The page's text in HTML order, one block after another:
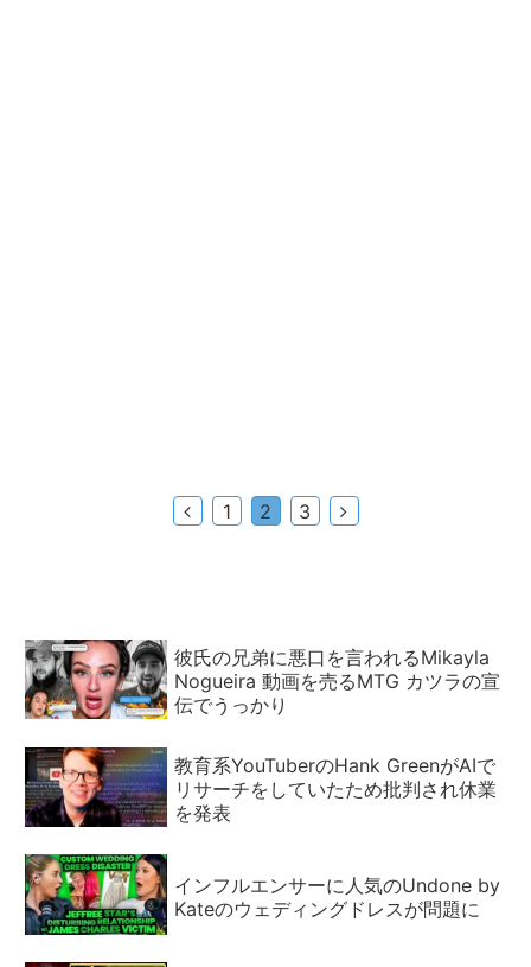
前
1 2 3
次
彼氏の兄弟に悪口を言われるMikayla
Nogueira 動画を売るMTG カツラの宣
伝でうっかり
教育系YouTuberのHank GreenがAIで
リサーチをしていたため批判され休業
を発表
インフルエンサーに人気のUndone by
Kateのウェディングドレスが問題に